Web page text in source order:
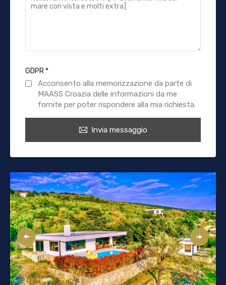
GDPR*
Acconsento alla memorizzazione da parte di
MAASS Croazia delle informazioni da me
fornite per poter rispondere alla mia richiesta.
Invia messaggio